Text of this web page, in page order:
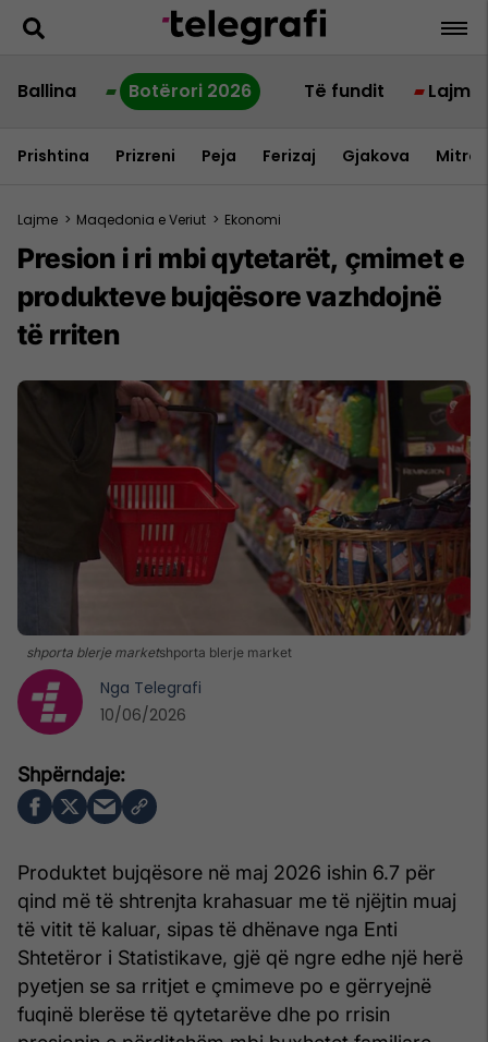
Ballina Botërori 2026 Të fundit Lajme
Prishtina Prizreni Peja Ferizaj Gjakova
Lajme > Maqedonia e Veriut > Ekonomi
Presion i ri mbi qytetarët, çmimet e
produkteve bujqësore vazhdojnë
të rriten
shporta blerje marketshporta blerje market
Produktet bujqësore në maj 2026 ishin 6.7 për
qind më të shtrenjta krahasuar me të njëjtin muaj
të vitit të kaluar, sipas të dhënave nga Enti
Shtetëror i Statistikave, gjë që ngre edhe një herë
pyetjen se sa rritjet e çmimeve po e gërryejnë
fuqinë blerëse të qytetarëve dhe po rrisin
Nga Telegrafi
10/06/2026